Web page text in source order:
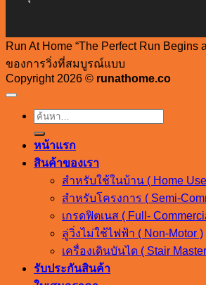
Run At Home “The Perfect Run Begins
ของการวิ่งที่สมบูรณ์แบบ
Copyright 2026 © runathome.co
ค้นหา:
หน้าแรก
สินค้าของเรา
สำหรับใช้ในบ้าน ( Home
สำหรับโครงการ ( Semi-
เกรดฟิตเนส ( Full-
ลู่วิ่งไม่ใช้ไฟฟ้า ( Non-Motor )
เครื่องเดินบันได ( Stair
รับประกันสินค้า